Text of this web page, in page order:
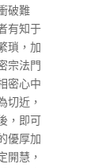
破難
有知于
瑣，加
宗法門
密心中
切近，
，即可
優厚加
開慧，